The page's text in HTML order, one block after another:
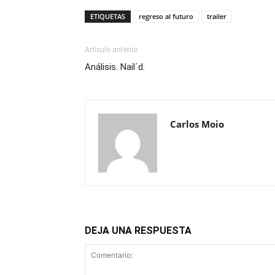
ETIQUETAS regreso al futuro trailer
Artículo anterior
Análisis. Nail´d.
Carlos Moio
DEJA UNA RESPUESTA